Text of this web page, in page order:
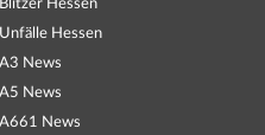
Blitzer Hessen
Unfälle Hessen
A3 News
A5 News
A661 News